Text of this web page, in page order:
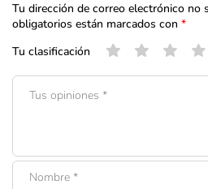
Tu dirección de correo electrónico no
obligatorios están marcados con *
Tu clasificación